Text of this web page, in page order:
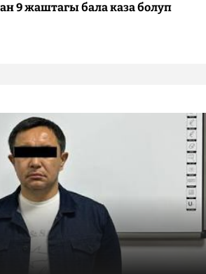
9 жаштагы бала каза болуп